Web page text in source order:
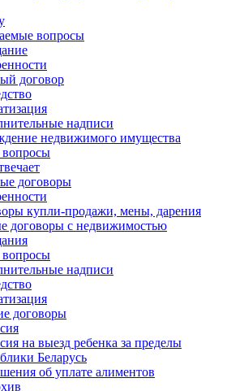
вопросы
договор
надписи
недвижимого имущества
договоры
купли-продажи, мены, дарения
договоры с недвижимостью
надписи
договоры
на выезд ребенка за пределы
Беларусь
об уплате алиментов